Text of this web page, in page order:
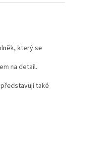
který se
na detail.
také